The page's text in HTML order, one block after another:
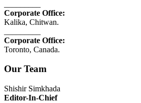
Corporate Office:
Kalika, Chitwan.
Corporate Office:
Toronto, Canada.
Our Team
Shishir Simkhada
Editor-In-Chief